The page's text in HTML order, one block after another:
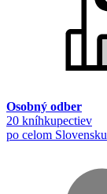
Osobný odber
20 kníhkupectiev
po celom Slovensku